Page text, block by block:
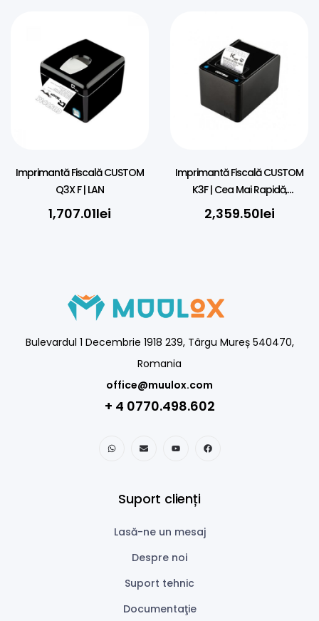
Imprimantă Fiscală CUSTOM
Q3X F | LAN
1,707.01lei
Imprimantă Fiscală CUSTOM
K3F | Cea Mai Rapidă,
280mm/s
2,359.50lei
Bulevardul 1 Decembrie 1918 239, Târgu Mureș 540470,
Romania
office@muulox.com
+ 4 0770.498.602
Suport clienți
Lasă-ne un mesaj
Despre noi
Suport tehnic
Documentaţie